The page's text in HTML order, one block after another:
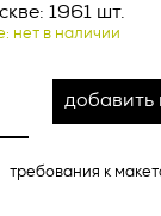
1961 шт.
нет в наличии
добавить
требования к
–
по